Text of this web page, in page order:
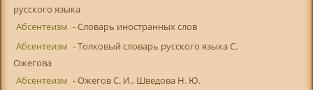
русского языка
Абсентеизм - Словарь иностранных слов
Абсентеизм - Толковый словарь русского языка С.
Ожегова
Абсентеизм - Ожегов С. И., Шведова Н. Ю.